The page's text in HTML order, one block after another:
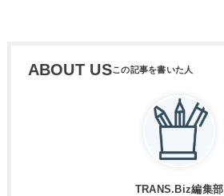
ABOUT US
TRANS.Biz編集部